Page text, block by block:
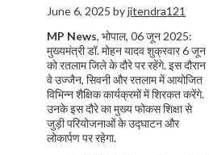
June 6, 2025 byjitendra121
MP News, भोपाल, 06 जून 2025:
मुख्यमंत्री डॉ. मोहन यादव शुक्रवार 6 जून
को रतलाम जिले के दौरे पर रहेंगे. इस दौरान
वे उज्जैन, सिवनी और रतलाम में आयोजित
विभिन्न शैक्षिक कार्यक्रमों में शिरकत करेंगे.
उनके इस दौरे का मुख्य फोकस शिक्षा से
जुड़ी परियोजनाओं के उद्घाटन और
लोकार्पण पर रहेगा.